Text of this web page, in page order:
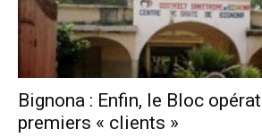
Bignona : Enfin, le Bloc
premiers « clients »